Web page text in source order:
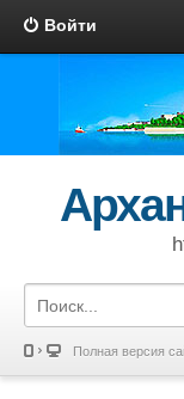
Войти
Полная версия